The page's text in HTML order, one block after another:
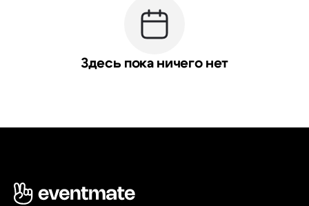
Здесь пока ничего нет